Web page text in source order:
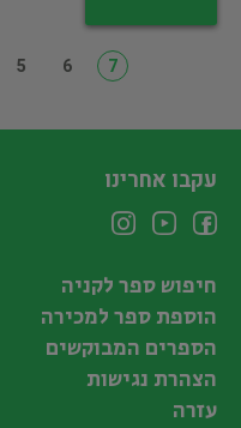
5 6 7
עקבו אחרינו
חיפוש ספר לקניה
הוספת ספר למכירה
הספרים המבוקשים
הצהרת נגישות
עזרה